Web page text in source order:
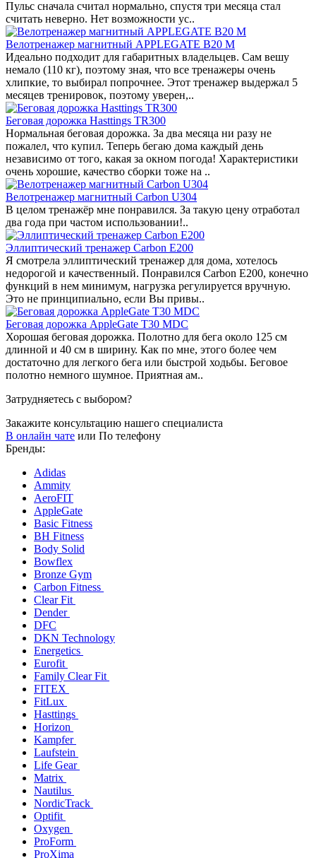
Пульс сначала считал нормально, спустя три месяца стал
считать неверно. Нет возможности ус..
Велотренажер магнитный APPLEGATE B20 M
Идеально подходит для габаритных владельцев. Сам вешу
немало (110 кг), поэтому зная, что все тренажеры очень
хлипкие, то выбирал попрочнее. Этот тренажер выдержал 5
месяцев тренировок, поэтому уверен,..
Беговая дорожка Hasttings TR300
Нормальная беговая дорожка. За два месяца ни разу не
пожалел, что купил. Теперь бегаю дома каждый день
независимо от того, какая за окном погода! Характеристики
очень хорошие, качество сборки тоже на ..
Велотренажер магнитный Carbon U304
В целом тренажёр мне понравился. За такую цену отработал
два года при частом использовании!..
Эллиптический тренажер Carbon E200
Я смотрела эллиптический тренажер для дома, хотелось
недорогой и качественный. Понравился Carbon E200, конечно
функций в нем минимум, нагрузка регулируется вручную.
Это не принципиально, если Вы привы..
Беговая дорожка AppleGate T30 МDC
Хорошая беговая дорожка. Полотно для бега около 125 см
длинной и 40 см в ширину. Как по мне, этого более чем
достаточно для легкого бега или быстрой ходьбы. Беговое
полотно немного шумное. Приятная ам..
Затрудняетесь с выбором?
Закажите консультацию нашего специалиста
В онлайн чате или По телефону
Бренды:
Adidas
Ammity
AeroFIT
AppleGate
Basic Fitness
BH Fitness
Body Solid
Bowflex
Bronze Gym
Carbon Fitness
Clear Fit
Dender
DFC
DKN Technology
Energetics
Eurofit
Family Clear Fit
FITEX
FitLux
Hasttings
Horizon
Kampfer
Laufstein
Life Gear
Matrix
Nautilus
NordicTrack
Optifit
Oxygen
ProForm
ProXima